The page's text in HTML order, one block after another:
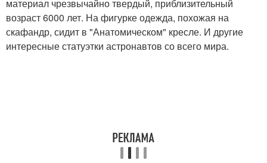
материал чрезвычайно твердый, приблизительный
возраст 6000 лет. На фигурке одежда, похожая на
скафандр, сидит в "Анатомическом" кресле. И другие
интересные статуэтки астронавтов со всего мира.